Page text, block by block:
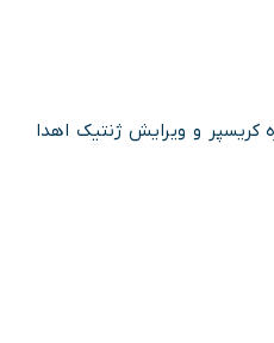
کریسپر و ویرایش ژنتیک اهدا